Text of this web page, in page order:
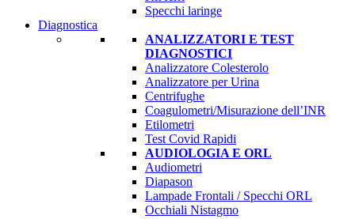
Specchi laringe
Diagnostica
ANALIZZATORI E TEST
DIAGNOSTICI
Analizzatore Colesterolo
Analizzatore per Urina
Centrifughe
Coagulometri/Misurazione dell’INR
Etilometri
Test Covid Rapidi
AUDIOLOGIA E ORL
Audiometri
Diapason
Lampade Frontali / Specchi ORL
Occhiali Nistagmo